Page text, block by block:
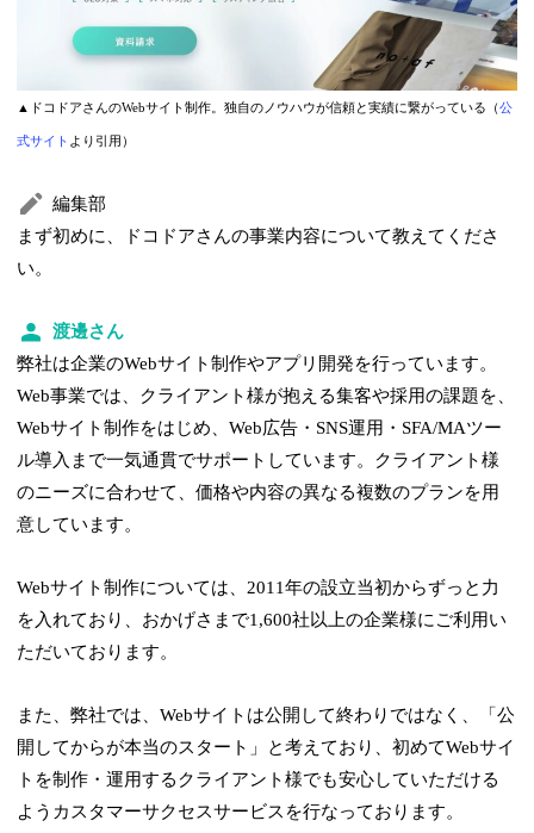
▲ドコドアさんのWebサイト制作。独自のノウハウが信頼と実績に繋がっている（公
式サイト より引用）
編集部
まず初めに、ドコドアさんの事業内容について教えてくださ
い。
渡邊さん
弊社は企業のWebサイト制作やアプリ開発を行っています。
Web事業では、クライアント様が抱える集客や採用の課題を、
Webサイト制作をはじめ、Web広告・SNS運用・SFA/MAツー
ル導入まで一気通貫でサポートしています。クライアント様
のニーズに合わせて、価格や内容の異なる複数のプランを用
意しています。
Webサイト制作については、2011年の設立当初からずっと力
を入れており、おかげさまで1,600社以上の企業様にご利用い
ただいております。
また、弊社では、Webサイトは公開して終わりではなく、「公
開してからが本当のスタート」と考えており、初めてWebサイ
トを制作・運用するクライアント様でも安心していただける
ようカスタマーサクセスサービスを行なっております。